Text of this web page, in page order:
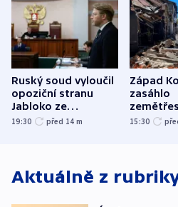
Ruský soud vyloučil
opoziční stranu
Jabloko ze
zářijových „voleb“
19:30 před 14 m
Západ
zasáhlo
hlásí
15:30
Aktuálně z